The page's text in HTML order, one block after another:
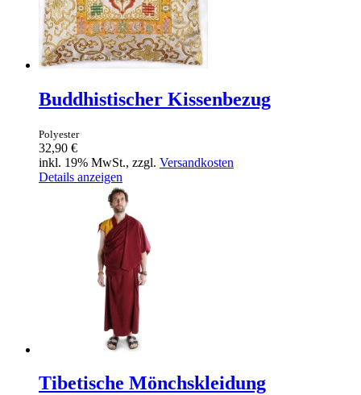
Buddhistischer Kissenbezug
Polyester
32,90 €
inkl. 19% MwSt., zzgl. Versandkosten
Details anzeigen
Tibetische Mönchskleidung